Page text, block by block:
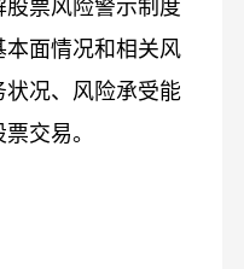
票风险警示制度
面情况和相关风
状况、风险承受能
交易。